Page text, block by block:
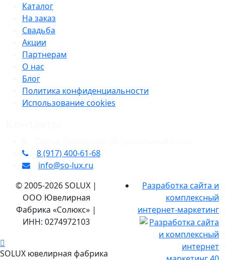
Каталог
На заказ
Свадьба
Акции
Партнерам
О нас
Блог
Политика конфиденциальности
Использование cookies
8 (917) 400‑61‑68
info@so-lux.ru
© 2005-2026 SOLUX |
ООО Ювелирная
Фабрика «Солюкс» |
ИНН: 0274972103
Разработка сайта и
комплексный
интернет-маркетинг
SOLUX ювелирная фабрика